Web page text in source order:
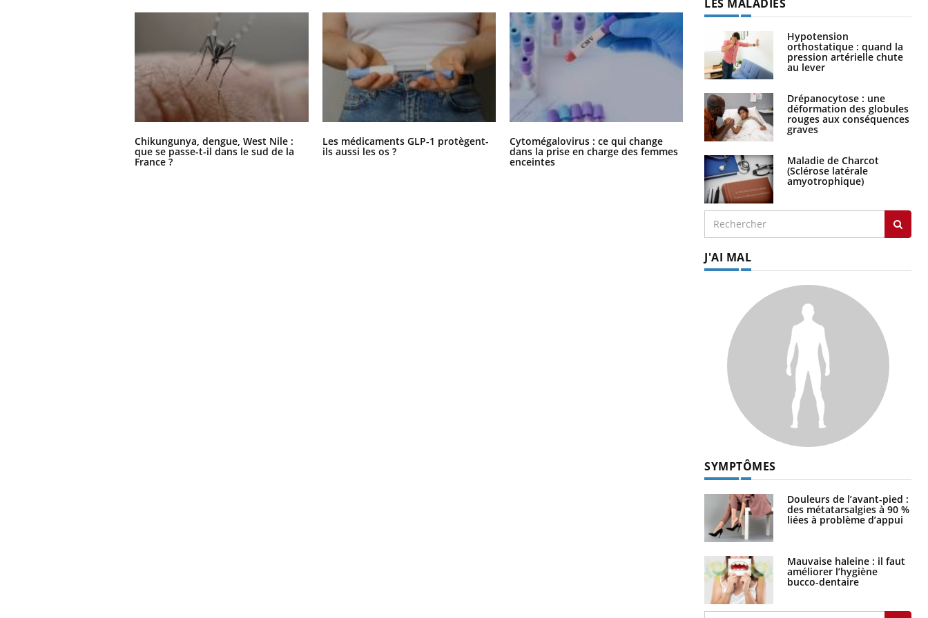
Chikungunya, dengue, West Nile :
que se passe-t-il dans le sud de la
France ?
Les médicaments GLP-1 protègent-
ils aussi les os ?
Cytomégalovirus : ce qui change
dans la prise en charge des femmes
enceintes
La sieste empêche-t-elle de dormir
LES MALADIES
Hypotension
orthostatique : quand la
pression artérielle chute
au lever
Drépanocytose : une
déformation des globules
rouges aux conséquences
graves
Maladie de Charcot
(Sclérose latérale
amyotrophique)
J'AI MAL
SYMPTÔMES
Douleurs de l’avant-pied :
des métatarsalgies à 90 %
liées à problème d’appui
Mauvaise haleine : il faut
améliorer l’hygiène
bucco-dentaire